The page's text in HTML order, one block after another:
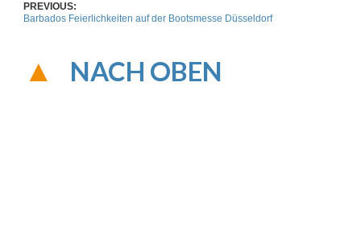
PREVIOUS:
Barbados Feierlichkeiten auf der Bootsmesse Düsseldorf
NACH OBEN